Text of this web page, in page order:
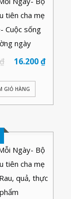
tiên cha mẹ
Cuộc sống
ngày
16.200₫
GIỎ HÀNG
Ngày- Bộ
tiên cha mẹ
quả, thực
phẩm